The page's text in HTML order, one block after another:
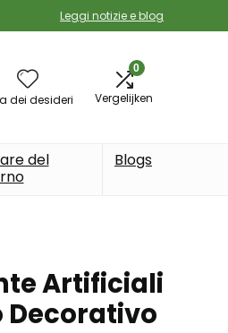
Leggi notizie e blog
dei desideri
0
Vergelijken
del
Blogs
Artificiali
Decorativo